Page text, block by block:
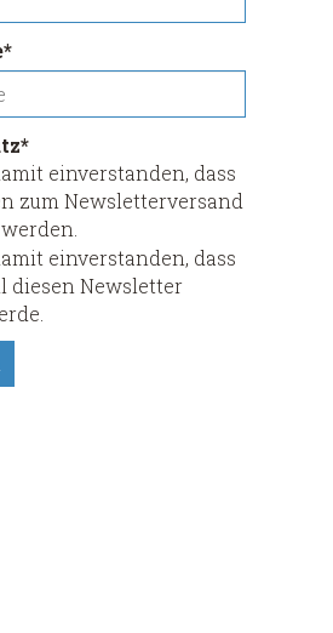
*
*
einverstanden, dass
zum Newsletterversand
einverstanden, dass
diesen Newsletter